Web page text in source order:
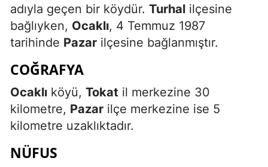
adıyla geçen bir köydür. Turhal ilçesine
bağlıyken, Ocaklı, 4 Temmuz 1987
tarihinde Pazar ilçesine bağlanmıştır.
COĞRAFYA
Ocaklı köyü, Tokat il merkezine 30
kilometre, Pazar ilçe merkezine ise 5
kilometre uzaklıktadır.
NÜFUS